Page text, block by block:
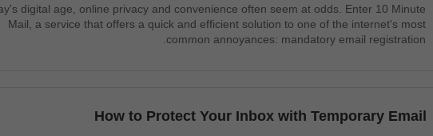
digital age, online privacy and convenience often seem at odds. Enter 10 Minute
Mail, a service that offers a quick and efficient solution to one of the internet's most
common annoyances: mandatory email registration.
How to Protect Your Inbox with Temporary Email